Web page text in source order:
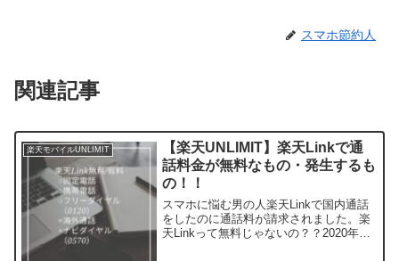
スマホ節約人
関連記事
楽天モバイルUNLIMIT
【楽天UNLIMIT】楽天Linkで通
話料金が無料なもの・発生するも
の！！
スマホに悩む男の人楽天Linkで国内通話
をしたのに通話料が請求されました。楽
天Linkって無料じゃないの？？2020年に